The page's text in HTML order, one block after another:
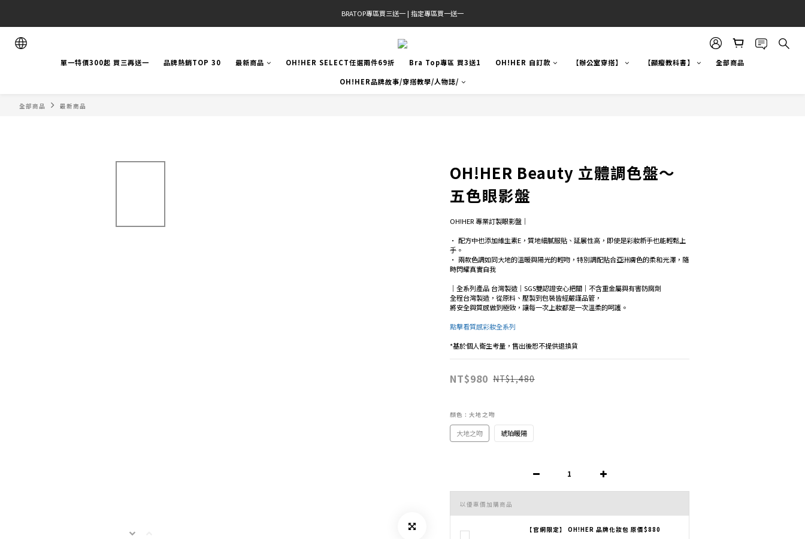
官網限定! 滿千免運(僅限台灣本島)
BRATOP專區買三送一 | 指定專區買一送一
官網限定! 滿千免運(僅限台灣本島)
單一特價300起 買三再送一 品牌熱銷TOP 30 最新商品 OH!HER SELECT任選兩件69折 Bra Top專區 買3送1 OH!HER 自訂款 【辦公室穿搭】 【顯瘦教科書】
全部商品
OH!HER品牌故事/穿搭教學/人物誌/
全部商品 最新商品
OH!HER Beauty 立體調色盤～
五色眼影盤
OH!HER 專業訂製眼影盤｜
• 配方中也添加維生素E，質地細膩服貼、延展性高，即使是彩妝新手也能輕鬆上
手。
• 兩款色調如同大地的溫暖與陽光的輕吻，特別調配貼合亞洲膚色的柔和光澤，隨
時閃耀真實自我
｜全系列產品 台灣製造｜SGS雙認證安心把關｜不含重金屬與有害防腐劑
全程台灣製造，從原料、壓製到包裝皆經嚴謹品管，
將安全與質感做到極致，讓每一次上妝都是一次溫柔的呵護。
點擊看質感彩妝全系列
*基於個人衛生考量，售出後恕不提供退換貨
NT$980 NT$1,480
顏色 : 大地之吻
大地之吻 琥珀暖陽
以優惠價加購商品
【官網限定】 OH!HER 品牌化妝包 原價$880